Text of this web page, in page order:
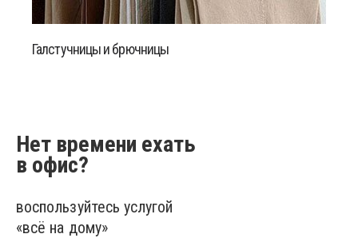
Галстучницы и брючницы
Нет времени ехать
в офис?
воспользуйтесь услугой
«всё на дому»